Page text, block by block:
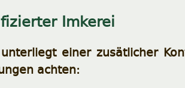
Imkerei
einer zusätlicher
achten: